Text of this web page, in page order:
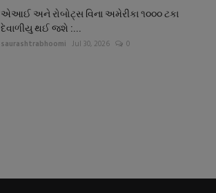
એઆઈ અને રોબોટ્સ વિના અમેરીકા ૧૦૦૦ ટકા
દેવાળીયુ થઈ જશે :...
saurashtrabhoomi Jul 30, 2026 0